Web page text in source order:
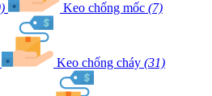
Keo chống mốc (7)
Keo chống cháy (31)